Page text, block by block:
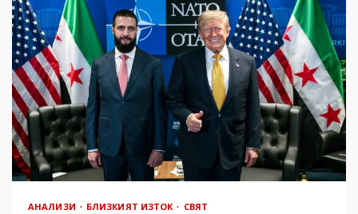
АНАЛИЗИ БЛИЗКИЯТ ИЗТОК СВЯТ